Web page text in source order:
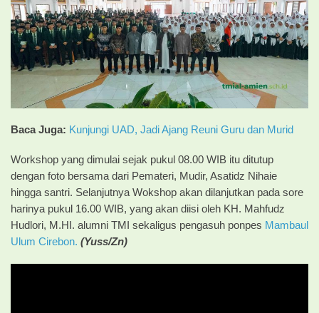
Baca Juga: Kunjungi UAD, Jadi Ajang Reuni Guru dan Murid
Workshop yang dimulai sejak pukul 08.00 WIB itu ditutup
dengan foto bersama dari Pemateri, Mudir, Asatidz Nihaie
hingga santri. Selanjutnya Wokshop akan dilanjutkan pada sore
harinya pukul 16.00 WIB, yang akan diisi oleh KH. Mahfudz
Hudlori, M.HI. alumni TMI sekaligus pengasuh ponpes Mambaul
Ulum Cirebon. (Yuss/Zn)